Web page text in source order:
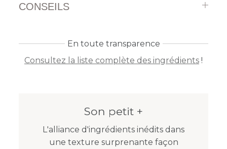
CONSEILS
En toute transparence
Consultez la liste complète des ingrédients !
Son petit +
L'alliance d'ingrédients inédits dans
une texture surprenante façon